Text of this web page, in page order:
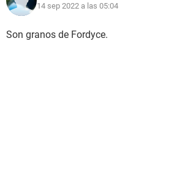
14 sep 2022 a las 05:04
Son granos de Fordyce.